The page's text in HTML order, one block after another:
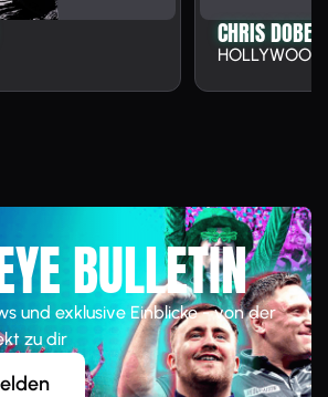
CHRIS DOBEY
HOLLYWOOD
BULLETIN
und exklusive Einblicke - von der
zu dir